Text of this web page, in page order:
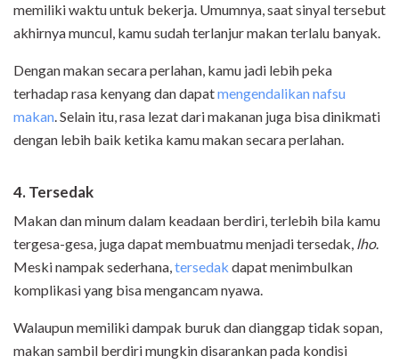
memiliki waktu untuk bekerja. Umumnya, saat sinyal tersebut
akhirnya muncul, kamu sudah terlanjur makan terlalu banyak.
Dengan makan secara perlahan, kamu jadi lebih peka
terhadap rasa kenyang dan dapatmengendalikan nafsu
makan. Selain itu, rasa lezat dari makanan juga bisa dinikmati
dengan lebih baik ketika kamu makan secara perlahan.
4. Tersedak
Makan dan minum dalam keadaan berdiri, terlebih bila kamu
tergesa-gesa, juga dapat membuatmu menjadi tersedak, lho.
Meski nampak sederhana,tersedak dapat menimbulkan
komplikasi yang bisa mengancam nyawa.
Walaupun memiliki dampak buruk dan dianggap tidak sopan,
makan sambil berdiri mungkin disarankan pada kondisi